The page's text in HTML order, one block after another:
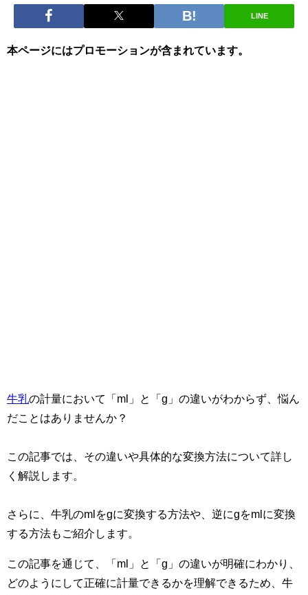
LINE
本ページにはプロモーションが含まれています。
牛乳 の計量において「ml」と「g」の違いがわからず、悩ん
だことはありませんか？
この記事では、その違いや具体的な変換方法について詳し
く解説します。
さらに、牛乳のmlをgに変換する方法や、逆にgをmlに変換
する方法もご紹介します。
この記事を通じて、「ml」と「g」の違いが明確にわかり、
どのようにして正確に計量できるかを理解できるため、牛